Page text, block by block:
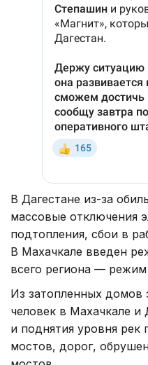
В Дагестане из-за
массовые отключения
подтопления, сбои в
В Махачкале введен
всего региона —
Из затопленных домов
человек в Махачкале
и поднятия уровня
мостов, дорог,